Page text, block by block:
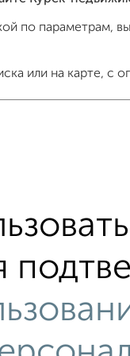
по параметрам,
или на карте, с